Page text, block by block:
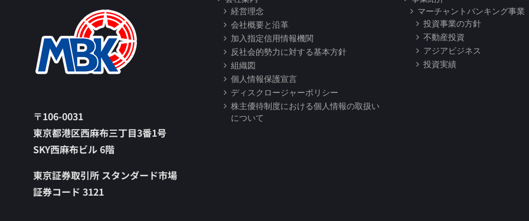
〒106-0031
東京都港区西麻布三丁目3番1号
SKY西麻布ビル 6階
東京証券取引所 スタンダード市場
証券コード 3121
経営理念
会社概要と沿革
加入指定信用情報機関
反社会的勢力に対する基本方針
組織図
個人情報保護宣言
ディスクロージャーポリシー
株主優待制度における個人情報の取扱い
について
マーチャントバンキング事業
投資事業の方針
不動産投資
アジアビジネス
投資実績